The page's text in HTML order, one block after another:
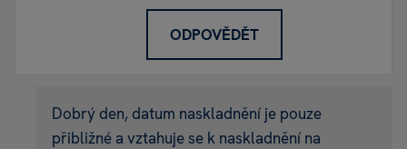
ODPOVĚDĚT
Dobrý den, datum naskladnění je pouze
přibližné a vztahuje se k naskladnění na